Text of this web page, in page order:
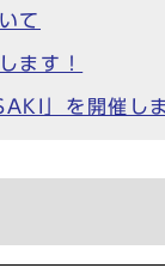
て
ます！
」を開催し